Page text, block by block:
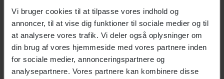
Vi bruger cookies til at tilpasse vores indhold og
annoncer, til at vise dig funktioner til sociale medier og til
at analysere vores trafik. Vi deler også oplysninger om
din brug af vores hjemmeside med vores partnere inden
for sociale medier, annonceringspartnere og
analysepartnere. Vores partnere kan kombinere disse
mærkes hver dag”
Jan Hoby, næstformand i Landsforeningen for Socialpædagoger
(LFS), stod for dagens oplæg.